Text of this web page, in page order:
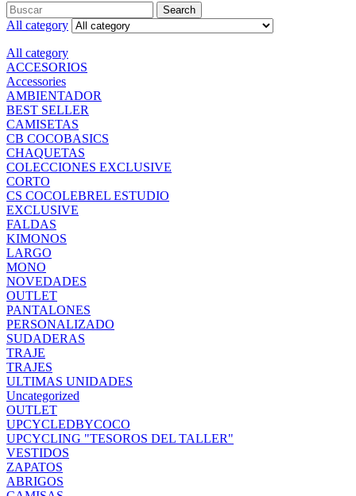
Search
for:
Search
All category
All category
ACCESORIOS
Accessories
AMBIENTADOR
BEST SELLER
CAMISETAS
CB COCOBASICS
CHAQUETAS
COLECCIONES EXCLUSIVE
CORTO
CS COCOLEBREL ESTUDIO
EXCLUSIVE
FALDAS
KIMONOS
LARGO
MONO
NOVEDADES
OUTLET
PANTALONES
PERSONALIZADO
SUDADERAS
TRAJE
TRAJES
ULTIMAS UNIDADES
Uncategorized
OUTLET
UPCYCLEDBYCOCO
UPCYCLING "TESOROS DEL TALLER"
VESTIDOS
ZAPATOS
ABRIGOS